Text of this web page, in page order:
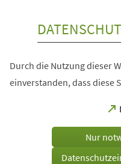
Durch die Nutzung dieser
einverstanden, dass diese
Nur